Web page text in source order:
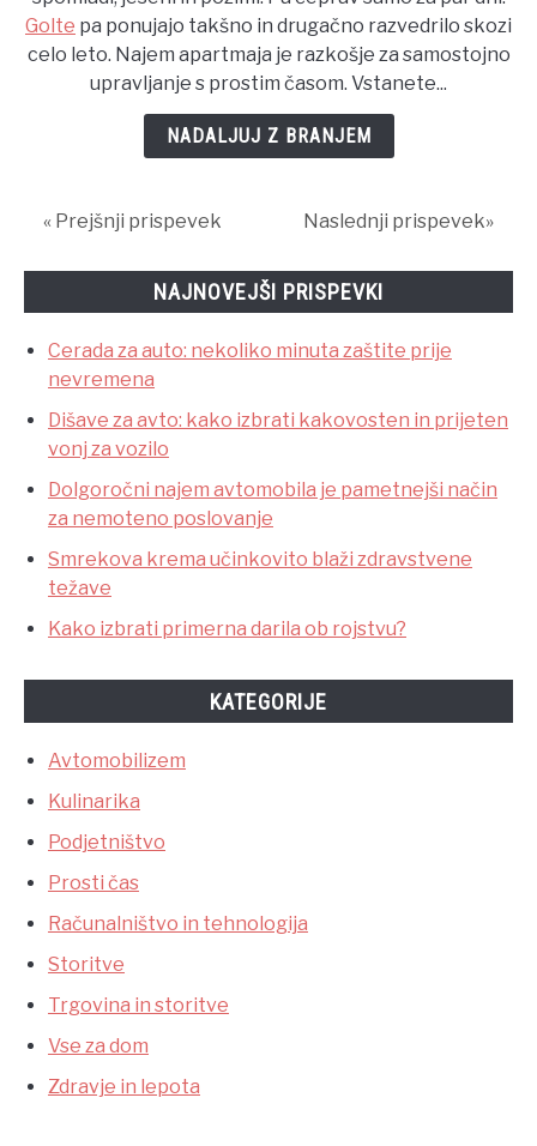
na
Golte?
Zakaj
pa
ne?
Golte pa ponujajo takšno in drugačno razvedrilo skozi
celo leto. Najem apartmaja je razkošje za samostojno
upravljanje s prostim časom. Vstanete...
NADALJUJ Z BRANJEM
« Prejšnji prispevek Naslednji prispevek»
NAJNOVEJŠI PRISPEVKI
Cerada za auto: nekoliko minuta zaštite prije
nevremena
Dišave za avto: kako izbrati kakovosten in prijeten
vonj za vozilo
Dolgoročni najem avtomobila je pametnejši način
za nemoteno poslovanje
Smrekova krema učinkovito blaži zdravstvene
težave
Kako izbrati primerna darila ob rojstvu?
KATEGORIJE
Avtomobilizem
Kulinarika
Podjetništvo
Prosti čas
Računalništvo in tehnologija
Storitve
Trgovina in storitve
Vse za dom
Zdravje in lepota